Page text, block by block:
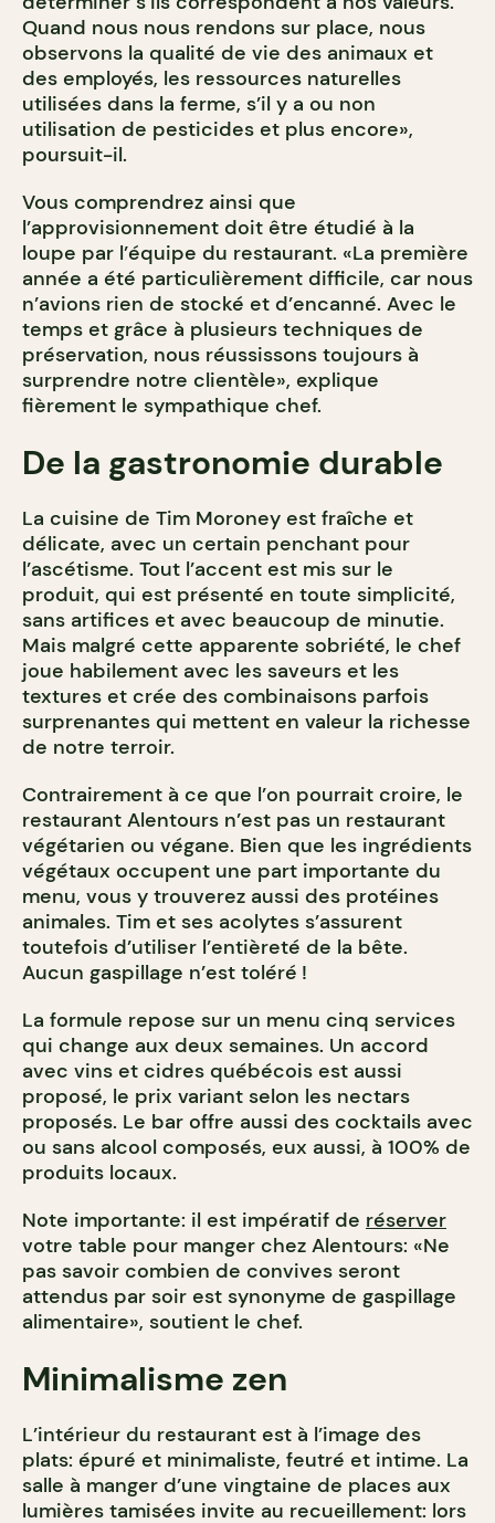
Quand nous nous rendons sur place, nous
observons la qualité de vie des animaux et
des employés, les ressources naturelles
utilisées dans la ferme, s’il y a ou non
utilisation de pesticides et plus encore»,
poursuit-il.
Vous comprendrez ainsi que
l’approvisionnement doit être étudié à la
loupe par l’équipe du restaurant. «La première
année a été particulièrement difficile, car nous
n’avions rien de stocké et d’encanné. Avec le
temps et grâce à plusieurs techniques de
préservation, nous réussissons toujours à
surprendre notre clientèle», explique
fièrement le sympathique chef.
De la gastronomie durable
La cuisine de Tim Moroney est fraîche et
délicate, avec un certain penchant pour
l’ascétisme. Tout l’accent est mis sur le
produit, qui est présenté en toute simplicité,
sans artifices et avec beaucoup de minutie.
Mais malgré cette apparente sobriété, le chef
joue habilement avec les saveurs et les
textures et crée des combinaisons parfois
surprenantes qui mettent en valeur la richesse
de notre terroir.
Contrairement à ce que l’on pourrait croire, le
restaurant Alentours n’est pas un restaurant
végétarien ou végane. Bien que les ingrédients
végétaux occupent une part importante du
menu, vous y trouverez aussi des protéines
animales. Tim et ses acolytes s’assurent
toutefois d’utiliser l’entièreté de la bête.
Aucun gaspillage n’est toléré !
La formule repose sur un menu cinq services
qui change aux deux semaines. Un accord
avec vins et cidres québécois est aussi
proposé, le prix variant selon les nectars
proposés. Le bar offre aussi des cocktails avec
ou sans alcool composés, eux aussi, à 100% de
produits locaux.
Note importante: il est impératif de réserver
votre table pour manger chez Alentours: «Ne
pas savoir combien de convives seront
attendus par soir est synonyme de gaspillage
alimentaire», soutient le chef.
Minimalisme zen
L’intérieur du restaurant est à l’image des
plats: épuré et minimaliste, feutré et intime. La
salle à manger d’une vingtaine de places aux
lumières tamisées invite au recueillement: lors